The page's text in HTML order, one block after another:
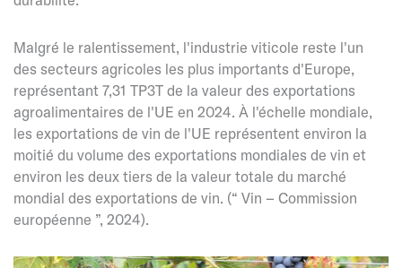
Malgré le ralentissement, l'industrie viticole reste l'un
des secteurs agricoles les plus importants d'Europe,
représentant 7,31 TP3T de la valeur des exportations
agroalimentaires de l'UE en 2024. À l'échelle mondiale,
les exportations de vin de l'UE représentent environ la
moitié du volume des exportations mondiales de vin et
environ les deux tiers de la valeur totale du marché
mondial des exportations de vin. (“ Vin – Commission
européenne ”, 2024).